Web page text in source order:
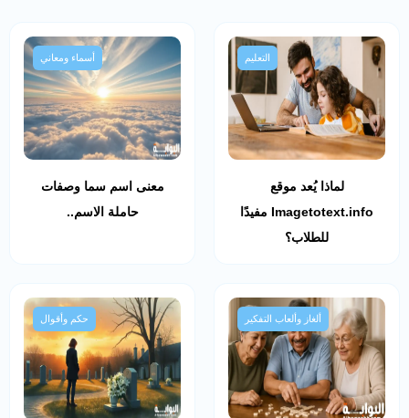
التعليم
لماذا يُعد موقع
Imagetotext.info مفيدًا
للطلاب؟
أسماء ومعاني
معنى اسم سما وصفات
حاملة الاسم..
ألغاز وألعاب التفكير حكم وأقوال